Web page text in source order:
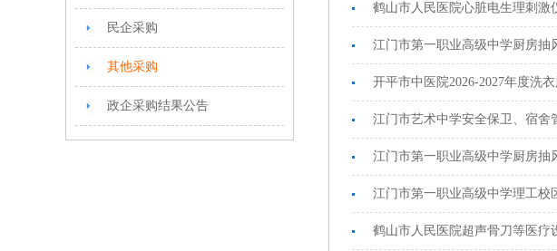
民企采购
其他采购
政企采购结果公告
鹤山市人民医院心脏电生理刺激
江门市第一职业高级中学厨房抽
开平市中医院2026-2027年度洗
江门市艺术中学安全保卫、宿舍管
江门市第一职业高级中学厨房抽
江门市第一职业高级中学理工校区热水系统
鹤山市人民医院超声骨刀等医疗